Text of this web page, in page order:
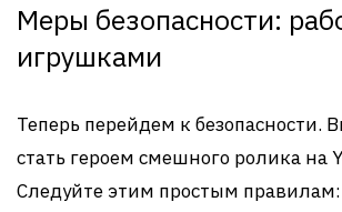
Меры безопасности:
игрушками
Теперь перейдем к безопасности.
стать героем смешного ролика на
Следуйте этим простым правилам: